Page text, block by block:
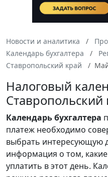
Новости и аналитика
Календарь бухгалтера
Ставропольский край
Налоговый
Календарьбухгалтера
платеж необходимо
выбрать интересующую
информация о том,
уплатить в этот день.